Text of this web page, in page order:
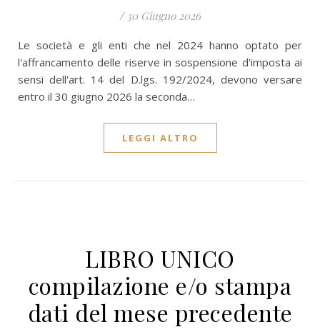
/ 30 Giugno 2026
Le società e gli enti che nel 2024 hanno optato per
l'affrancamento delle riserve in sospensione d'imposta ai
sensi dell'art. 14 del D.lgs. 192/2024, devono versare
entro il 30 giugno 2026 la seconda…
LEGGI ALTRO
LIBRO UNICO
compilazione e/o stampa
dati del mese precedente